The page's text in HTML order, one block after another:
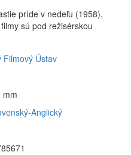
príde v nedeľu (1958),
sú pod režisérskou
Filmový Ústav
mm
Anglický